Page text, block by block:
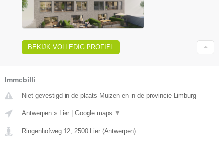
BEKIJK VOLLEDIG PROFIEL
Immobilli
Niet gevestigd in de plaats Muizen en in de provincie Limburg.
Antwerpen » Lier Google maps ▼
Ringenhofweg 12, 2500 Lier (Antwerpen)